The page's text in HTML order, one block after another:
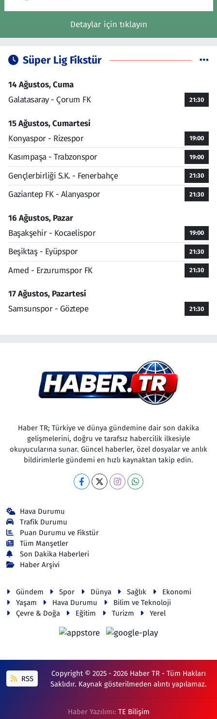
Detaylar için tıklayın
Süper Lig Fikstür
14 Ağustos, Cuma
Galatasaray - Çorum FK
21:30
15 Ağustos, Cumartesi
Konyaspor - Rizespor
19:00
Kasımpaşa - Trabzonspor 19:00
Gençlerbirliği S.K. - Fenerbahçe 21:30
Gaziantep FK - Alanyaspor 21:30
16 Ağustos, Pazar
Başakşehir - Kocaelispor
19:00
Beşiktaş - Eyüpspor 21:30
Amed - Erzurumspor FK 21:30
17 Ağustos, Pazartesi
Samsunspor - Göztepe
21:30
Haber TR; Türkiye ve dünya gündemine dair son dakika
gelişmelerini, doğru ve tarafsız habercilik ilkesiyle
okuyucularına sunar. Güncel haberler, özel dosyalar ve anlık
bildirimlerle gündemi en hızlı kaynaktan takip edin.
Hava Durumu
Trafik Durumu
Puan Durumu ve Fikstür
Tüm Manşetler
Son Dakika Haberleri
Haber Arşivi
Gündem Spor Dünya Sağlık
Ekonomi
Yaşam
Hava Durumu
Bilim ve Teknoloji
Çevre & Doğa
Eğitim Turizm Yerel
RSS
Copyright © 2025 - 2026 Haber TR - Tüm Hakları
Saklıdır. Kaynak gösterilmeden alıntı yapılamaz.
Haber Yazılımı: TE Bilişim